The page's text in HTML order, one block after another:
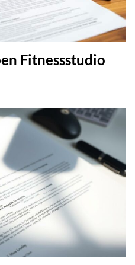
Fitnessstudio